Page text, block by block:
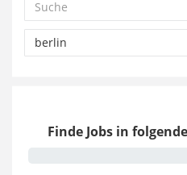
Finde Jobs in